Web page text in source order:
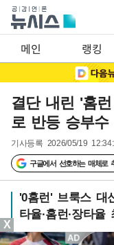
메인 랭킹
결단 내린 '홈
로 반등 승부수
기사등록 2026/05/19
구글에서 선호하는 매체로
'0홈런' 브룩스 대
타율·홈런·장타
X